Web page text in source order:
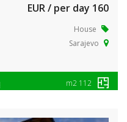
160 EUR / per day
House
Sarajevo
112 m2